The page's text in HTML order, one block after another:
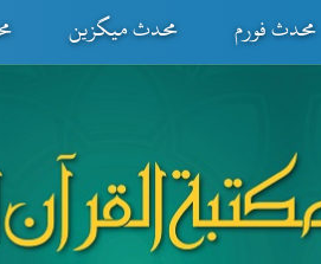
محدث فورم محدث میگزین